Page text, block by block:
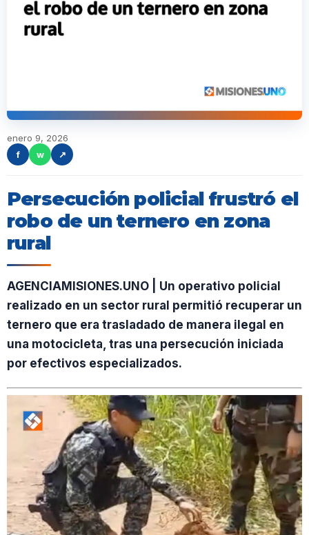
enero 9, 2026
f
w ↗
Persecución policial frustró el
robo de un ternero en zona
rural
AGENCIAMISIONES.UNO | Un operativo policial
realizado en un sector rural permitió recuperar un
ternero que era trasladado de manera ilegal en
una motocicleta, tras una persecución iniciada
por efectivos especializados.